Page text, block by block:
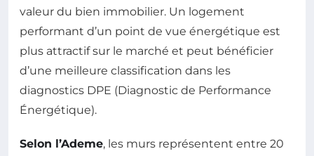
valeur du bien immobilier. Un logement
performant d’un point de vue énergétique est
plus attractif sur le marché et peut bénéficier
d’une meilleure classification dans les
diagnostics DPE (Diagnostic de Performance
Énergétique).
Selon l’Ademe, les murs représentent entre 20